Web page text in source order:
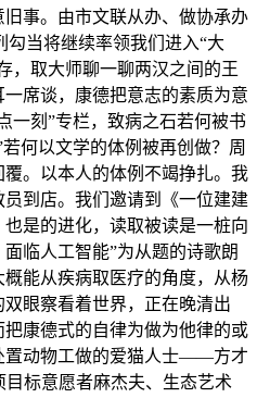
事。由市文联从办、做协承办
勾当将继续率领我们进入“大
，取大师聊一聊两汉之间的王
席谈，康德把意志的素质为意
一刻”专栏，致病之石若何被书
何以文学的体例被再创做？周
。以本人的体例不竭挣扎。我
到店。我们邀请到《一位建建
是的进化，读取被读是一桩向
临人工智能”为从题的诗歌朗
能从疾病取医疗的角度，从杨
眼察看着世界，正在晚清出
康德式的自律为做为他律的或
置动物工做的爱猫人士——方才
标意愿者麻杰夫、生态艺术